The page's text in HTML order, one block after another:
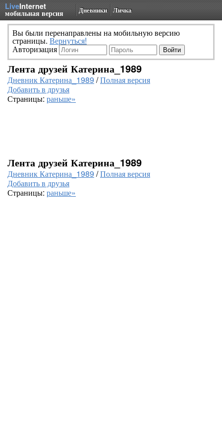
LiveInternet
мобильная версия Дневники Личка
Вы были перенаправлены на мобильную версию
страницы. Вернуться!
Авторизация
Лента друзей Катерина_1989
Дневник Катерина_1989 /Полная версия
Добавить в друзья
Страницы: раньше»
Лента друзей Катерина_1989
Дневник Катерина_1989 /Полная версия
Добавить в друзья
Страницы: раньше»